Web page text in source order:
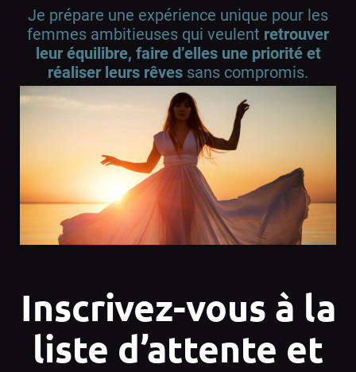
Je prépare une expérience unique pour les
femmes ambitieuses qui veulent retrouver
leur équilibre, faire d’elles une priorité et
réaliser leurs rêves sans compromis.
Inscrivez-vous à la
liste d’attente et